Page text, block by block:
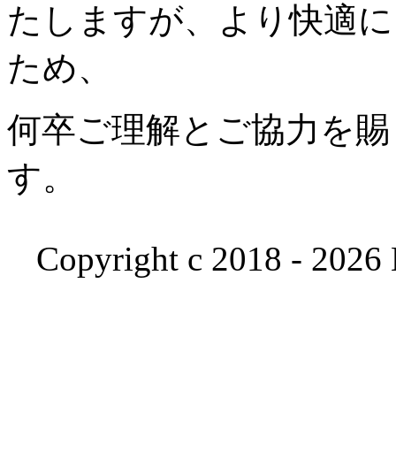
たしますが、より快適
ため、
何卒ご理解とご協力を
す。
Copyright c 2018 -